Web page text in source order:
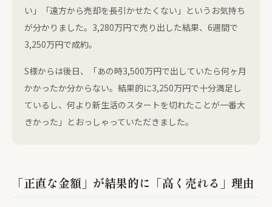
い」「遠方から売却を長引かせたくない」というお気持ち
が分かりました。3,280万円で売り出した結果、6週間で
3,250万円で成約。
S様からは後日、「あの時3,500万円で出していたら何ヶ月
かかったか分からない。結果的に3,250万円で十分満足し
ているし、何より新生活のスタートを切れたことが一番大
きかった」とおっしゃっていただきました。
「正直な金額」が結果的に「高く売れる」理由